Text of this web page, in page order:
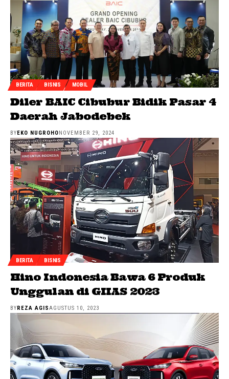
BERITA BISNIS MOBIL
Diler BAIC Cibubur Bidik Pasar 4
Daerah Jabodebek
BYEKO NUGROHONOVEMBER 29, 2024
BERITA BISNIS
Hino Indonesia Bawa 6 Produk
Unggulan di GIIAS 2023
BY REZA AGISAGUSTUS 10, 2023